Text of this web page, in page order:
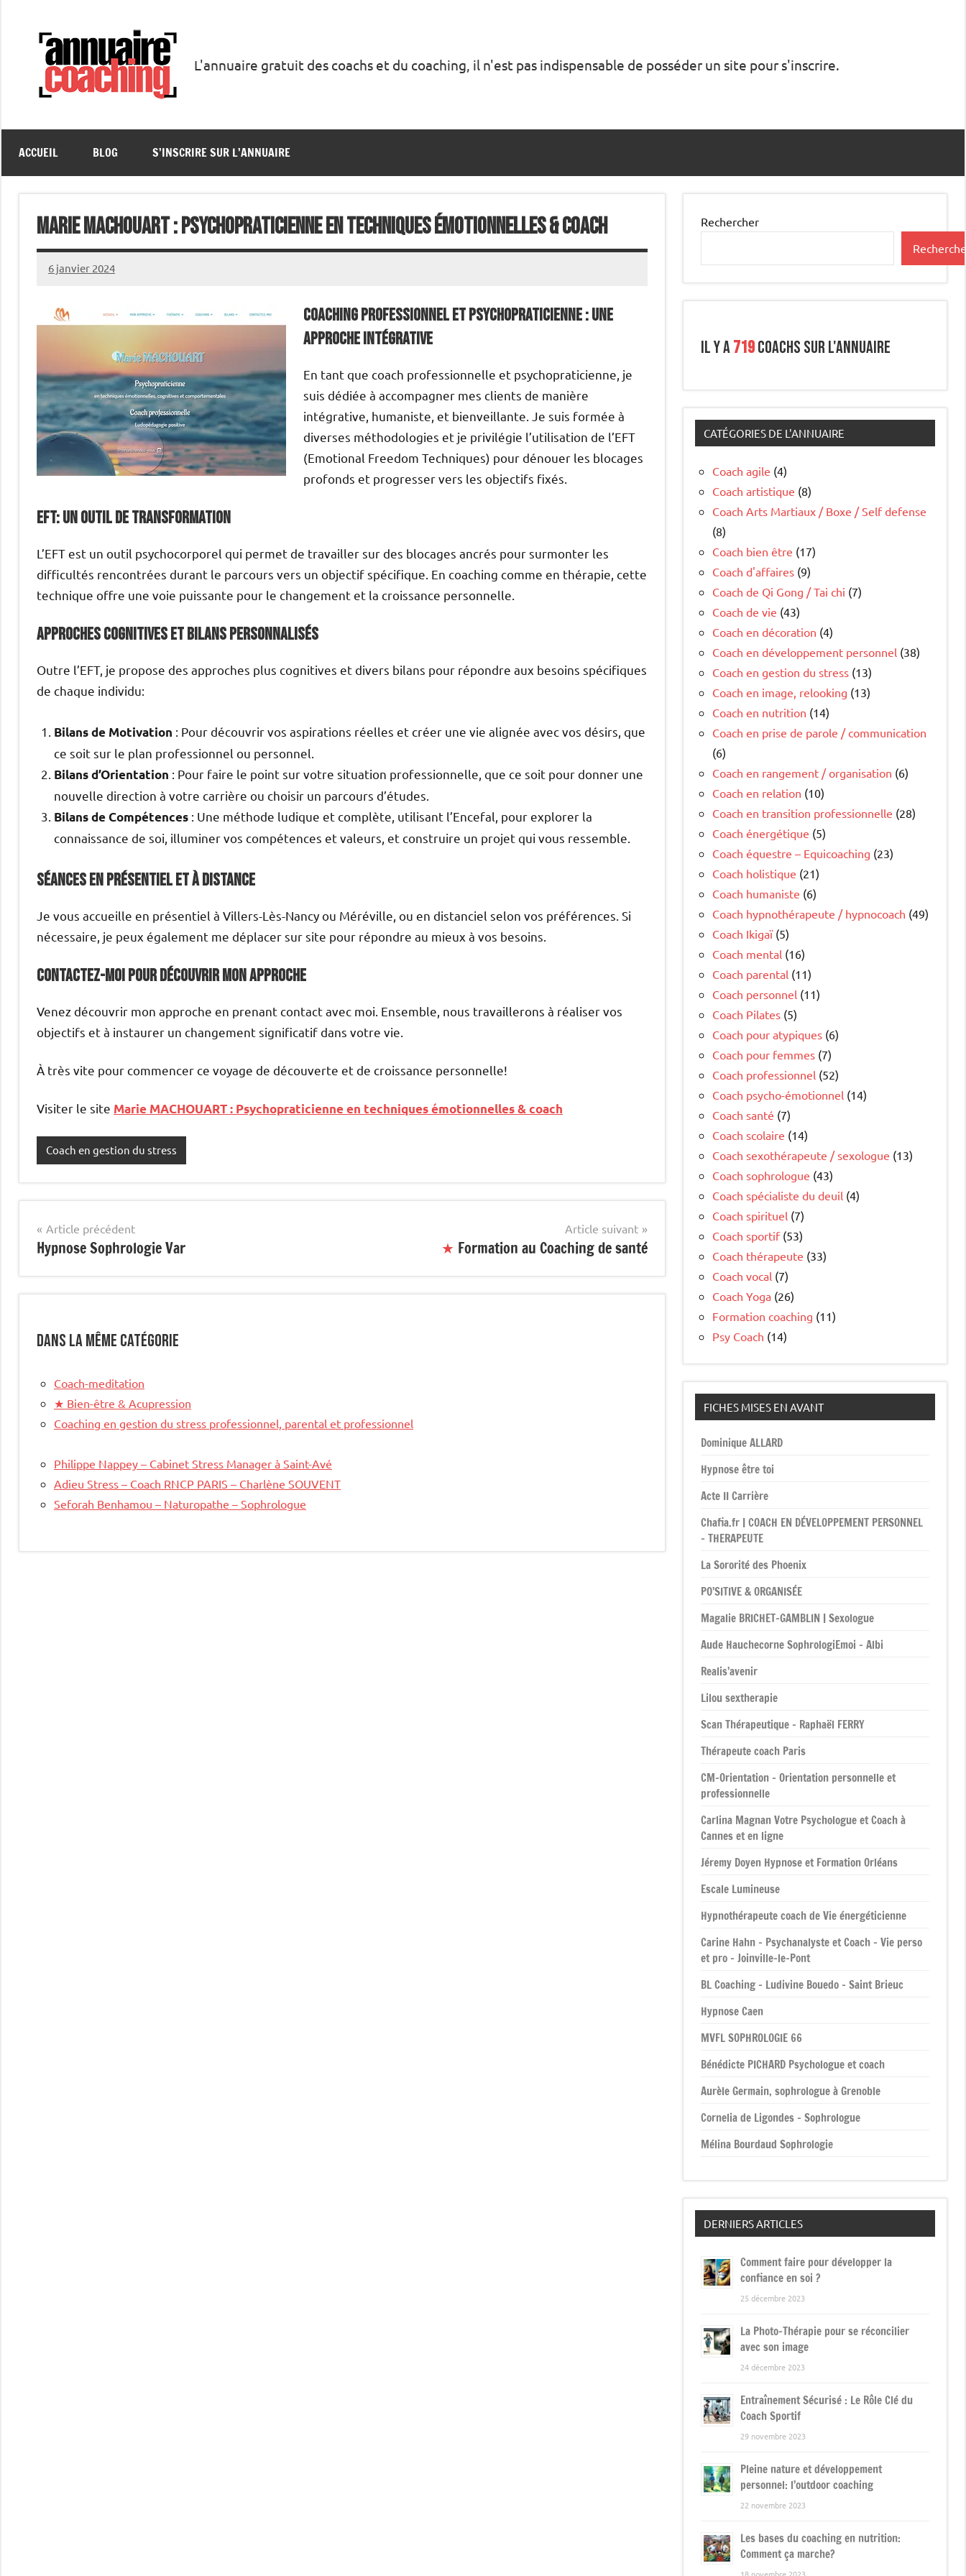
Coaching
L'annuaire gratuit des coachs et du coaching, il n'est pas indispensable de posséder un site pour s'inscrire.
ACCUEIL BLOG S’INSCRIRE SUR L’ANNUAIRE
Marie MACHOUART : Psychopraticienne en techniques émotionnelles & coach
6 janvier 2024
annuairecoaching
Coaching Professionnel et Psychopraticienne : Une
Approche Intégrative
En tant que coach professionnelle et psychopraticienne, je
suis dédiée à accompagner mes clients de manière
intégrative, humaniste, et bienveillante. Je suis formée à
diverses méthodologies et je privilégie l’utilisation de l’EFT
(Emotional Freedom Techniques) pour dénouer les blocages
profonds et progresser vers les objectifs fixés.
EFT: Un Outil de Transformation
L’EFT est un outil psychocorporel qui permet de travailler sur des blocages ancrés pour surmonter les
difficultés rencontrées durant le parcours vers un objectif spécifique. En coaching comme en thérapie, cette
technique offre une voie puissante pour le changement et la croissance personnelle.
Approches Cognitives et Bilans Personnalisés
Outre l’EFT, je propose des approches plus cognitives et divers bilans pour répondre aux besoins spécifiques
de chaque individu:
Bilans de Motivation : Pour découvrir vos aspirations réelles et créer une vie alignée avec vos désirs, que
ce soit sur le plan professionnel ou personnel.
Bilans d’Orientation : Pour faire le point sur votre situation professionnelle, que ce soit pour donner une
nouvelle direction à votre carrière ou choisir un parcours d’études.
Bilans de Compétences : Une méthode ludique et complète, utilisant l’Encefal, pour explorer la
connaissance de soi, illuminer vos compétences et valeurs, et construire un projet qui vous ressemble.
Séances en Présentiel et à Distance
Je vous accueille en présentiel à Villers-Lès-Nancy ou Méréville, ou en distanciel selon vos préférences. Si
nécessaire, je peux également me déplacer sur site pour répondre au mieux à vos besoins.
Contactez-Moi pour Découvrir Mon Approche
Venez découvrir mon approche en prenant contact avec moi. Ensemble, nous travaillerons à réaliser vos
objectifs et à instaurer un changement significatif dans votre vie.
À très vite pour commencer ce voyage de découverte et de croissance personnelle!
Visiter le site Marie MACHOUART : Psychopraticienne en techniques émotionnelles & coach
Coach en gestion du stress
Navigation
de
l’article
Article précédent
Hypnose Sophrologie Var
Article suivant
★ Formation au Coaching de santé
Dans la même catégorie
Coach-meditation
★ Bien-être & Acupression
Coaching en gestion du stress professionnel, parental et professionnel
Philippe Nappey – Cabinet Stress Manager à Saint-Avé
Adieu Stress – Coach RNCP PARIS – Charlène SOUVENT
Seforah Benhamou – Naturopathe – Sophrologue
Rechercher
Il y a719coachs sur l'annuaire
CATÉGORIES DE L'ANNUAIRE
Coach agile (4)
Coach artistique (8)
Coach Arts Martiaux / Boxe / Self defense
(8)
Coach bien être (17)
Coach d'affaires (9)
Coach de Qi Gong / Tai chi (7)
Coach de vie (43)
Coach en décoration (4)
Coach en développement personnel (38)
Coach en gestion du stress (13)
Coach en image, relooking (13)
Coach en nutrition (14)
Coach en prise de parole / communication
(6)
Coach en rangement / organisation (6)
Coach en relation (10)
Coach en transition professionnelle (28)
Coach énergétique (5)
Coach équestre – Equicoaching (23)
Coach holistique (21)
Coach humaniste (6)
Coach hypnothérapeute / hypnocoach (49)
Coach Ikigaï(5)
Coach mental (16)
Coach parental (11)
Coach personnel (11)
Coach Pilates (5)
Coach pour atypiques (6)
Coach pour femmes (7)
Coach professionnel (52)
Coach psycho-émotionnel (14)
Coach santé (7)
Coach scolaire (14)
Coach sexothérapeute / sexologue (13)
Coach sophrologue (43)
Coach spécialiste du deuil (4)
Coach spirituel (7)
Coach sportif(53)
Coach thérapeute (33)
Coach vocal (7)
Coach Yoga (26)
Formation coaching (11)
Psy Coach (14)
FICHES MISES EN AVANT
Dominique ALLARD
Hypnose être toi
Acte II Carrière
Chafia.fr | COACH EN DÉVELOPPEMENT PERSONNEL
– THERAPEUTE
La Sororité des Phoenix
PO’SITIVE & ORGANISÉE
Magalie BRICHET-GAMBLIN | Sexologue
Aude Hauchecorne SophrologiEmoi – Albi
Realis’avenir
Lilou sextherapie
Scan Thérapeutique – Raphaël FERRY
Thérapeute coach Paris
CM-Orientation – Orientation personnelle et
professionnelle
Carlina Magnan Votre Psychologue et Coach à
Cannes et en ligne
Jéremy Doyen Hypnose et Formation Orléans
Escale Lumineuse
Hypnothérapeute coach de Vie énergéticienne
Carine Hahn – Psychanalyste et Coach – Vie perso
et pro – Joinville-le-Pont
BL Coaching – Ludivine Bouedo – Saint Brieuc
Hypnose Caen
MVFL SOPHROLOGIE 66
Bénédicte PICHARD Psychologue et coach
Aurèle Germain, sophrologue à Grenoble
Cornelia de Ligondes – Sophrologue
Mélina Bourdaud Sophrologie
DERNIERS ARTICLES
Comment faire pour développer la
confiance en soi ?
25 décembre 2023
La Photo-Thérapie pour se réconcilier
avec son image
24 décembre 2023
Entraînement Sécurisé : Le Rôle Clé du
Coach Sportif
29 novembre 2023
Pleine nature et développement
personnel: l’outdoor coaching
22 novembre 2023
Les bases du coaching en nutrition:
Comment ça marche?